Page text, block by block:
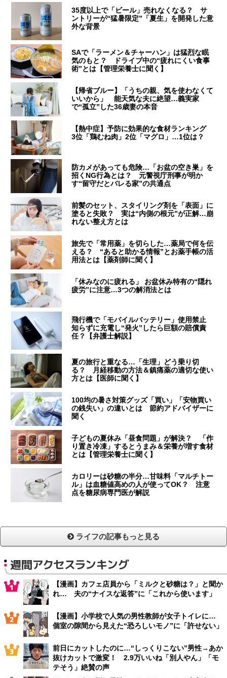
35度以上で「ビール」売れなくなる？ サ
ントリーが“猛暑限定”「夏生」を開発した意
外な背景
SAで「ラーメン＆チャーハン」は猛烈な眠
気のもと？ ドライブ中の“疲れにくい食事
術”とは【管理栄養士に聞く】
【帰省ブルー】「うちの親、気を使わなくて
いいから」 能天気な夫に絶望…義実家
で“孤立”した36歳妻の本音
【熱中症】予防に効果的な食材ランキング
3位「鶏むね肉」2位「マグロ」…1位は？
防カメがあっても危険…「お盆の空き巣」を
招くNG行為とは？ 元警視庁刑事が明か
す“留守だとバレる家”の共通点
前髪のセット、スタイリング剤を「表面」に
塗ると失敗？ 実は“内側の根元”が正解…崩
れない整え方とは
旅先で「常用薬」を切らした…薬局で何を伝
える？ “あると助かる情報”とお薬手帳の活
用法とは【薬剤師に聞く】
「休みなのに疲れる」 お盆休み特有の“隠れ
疲労”に注意…3つの解消法とは
飛行機で「モバイルバッテリー」使用禁止
知らずに充電し“発火”したら巨額の賠償責
任？【弁護士解説】
夏の旅行と重なる…「生理」どう乗り切
る？ 月経移動の方法＆鎮痛薬の適切な使い
方とは【医師に聞く】
100均の暑さ対策グッズ「買い」「安物買い
の銭失い」の違いとは 節約アドバイザーに
聞く
子どもの夏休み「昼食問題」が解決？ 「作
り置き冷凍」するとうまみ＆栄養が増す食材
とは【管理栄養士に聞く】
カロリーは砂糖の半分…甘味料「マルチトー
ル」は血糖値高めの人が使ってOK？ 注意
点を糖尿病専門医が解説
ライフの記事もっと見る
週間アクセスランキング
【漫画】カフェ店員から「ミルクと砂糖は？」と聞か
れ… 夫の“ナイスな返答”に「これから使います」
【漫画】小学校で人気の男性教師が女子トイレに…
個室の隙間から見えた“恐ろしいモノ”に「許せない」
前日にカットしたのに…“しっくりこない”男性→あか
抜けカットで激変！ 2.9万いいね「別人やん」「モ
テそう」絶賛の声